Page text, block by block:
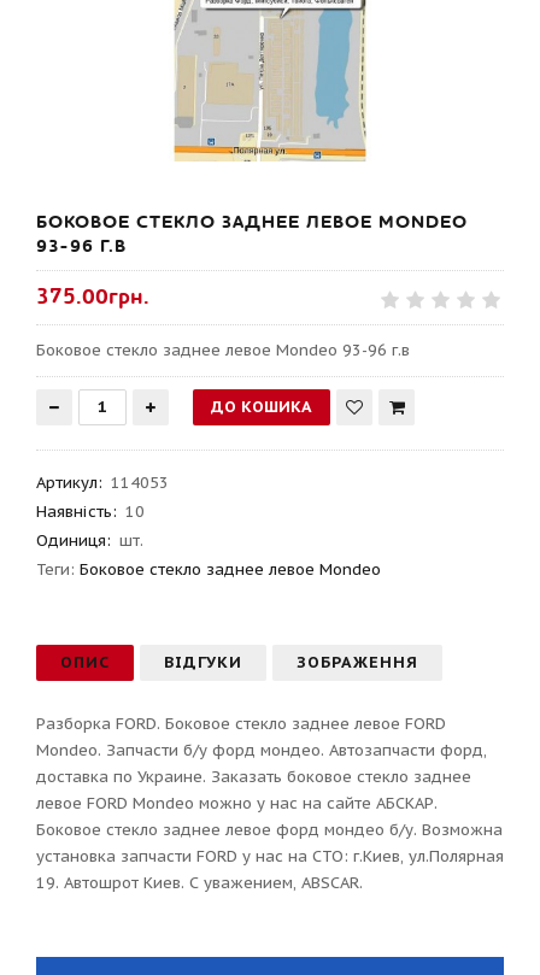
БОКОВОЕ СТЕКЛО ЗАДНЕЕ ЛЕВОЕ MONDEO
93-96 Г.В
375.00грн.
Боковое стекло заднее левое Mondeo 93-96 г.в
Артикул: 114053
Наявність: 10
Одиниця: шт.
Теги: Боковое стекло заднее левое Mondeo
ОПИС ВІДГУКИ ЗОБРАЖЕННЯ
Разборка FORD. Боковое стекло заднее левое FORD
Mondeo. Запчасти б/у форд мондео. Автозапчасти форд,
доставка по Украине. Заказать боковое стекло заднее
левое FORD Mondeo можно у нас на сайте АБСКАР.
Боковое стекло заднее левое форд мондео б/у. Возможна
установка запчасти FORD у нас на СТО: г.Киев, ул.Полярная
19. Автошрот Киев. С уважением, ABSCAR.